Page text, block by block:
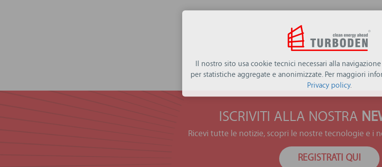
ISCRIVITI ALLA NOSTRA
Ricevi tutte le notizie, scopri le nostre tecnologie e i
REGISTRATI QUI
Il nostro sito usa cookie tecnici necessari alla
per statistiche aggregate e anonimizzate. Per maggiori
Privacy policy.